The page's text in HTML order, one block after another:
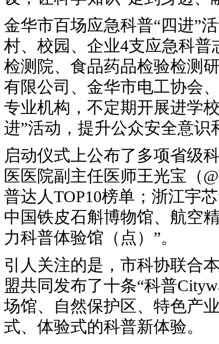
金华市百场应急科普“四进”
村、校园、企业4支应急科
检测院、食品药品检验检测
有限公司、金华市电工协会
专业机构，不定期开展进学
进”活动，提升公众安全意识
启动仪式上公布了多项省级
医医院副主任医师王光宝（
普达人TOP10榜单；浙江宇
中国铁皮石斛博物馆、航空
力科普体验馆（点）”。
引人关注的是，市科协联合
盟共同发布了十条“科普
场馆、自然保护区、特色产
式、体验式的科普新体验。